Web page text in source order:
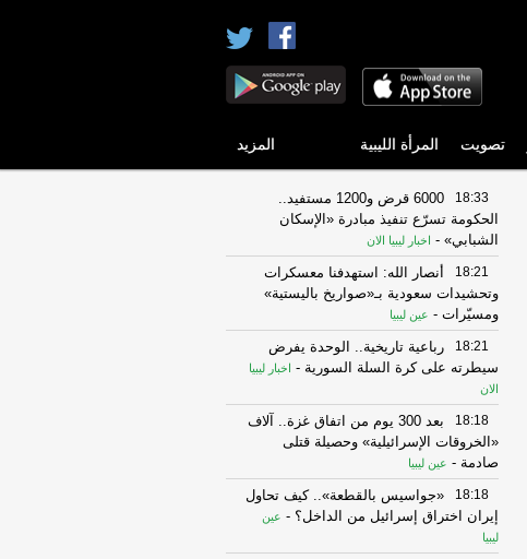
تصويت المرأة الليبية المزيد
18:33
6000 قرض و1200 مستفيد..
الحكومة تسرّع تنفيذ مبادرة «الإسكان
الشبابي» - اخبار ليبيا الان
18:21
أنصار الله: استهدفنا معسكرات
وتحشيدات سعودية بـ«صواريخ باليستية»
ومسيّرات - عين ليبيا
18:21
رباعية تاريخية.. الوحدة يفرض
سيطرته على كرة السلة السورية - اخبار ليبيا
الان
18:18
بعد 300 يوم من اتفاق غزة.. آلاف
«الخروقات الإسرائيلية» وحصيلة قتلى
صادمة - عين ليبيا
18:18
«جواسيس بالقطعة».. كيف تحاول
إيران اختراق إسرائيل من الداخل؟ - عين
ليبيا